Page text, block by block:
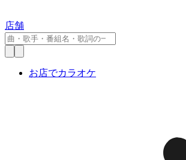
店舗
お店でカラオケ